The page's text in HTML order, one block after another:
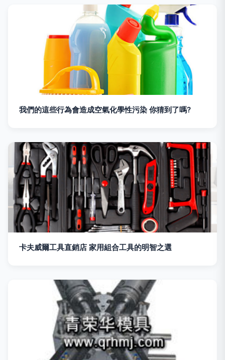
我們的這些行為會造成空氣化學性污染 你猜到了嗎?
卡夫威爾工具直銷店 家用組合工具的明智之選